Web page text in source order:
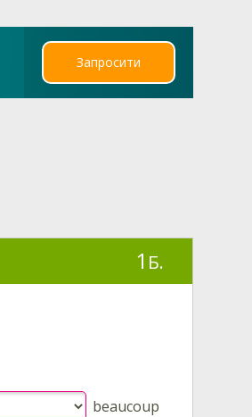
Запросити
1 Б.
beaucoup